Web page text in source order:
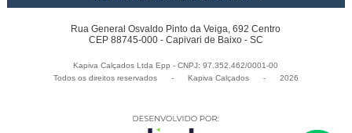
Rua General Osvaldo Pinto da Veiga, 692 Centro
CEP 88745-000 - Capivari de Baixo - SC
Kapiva Calçados Ltda Epp - CNPJ: 97.352.462/0001-00
Todos os direitos reservados
- Kapiva Calçados - 2026